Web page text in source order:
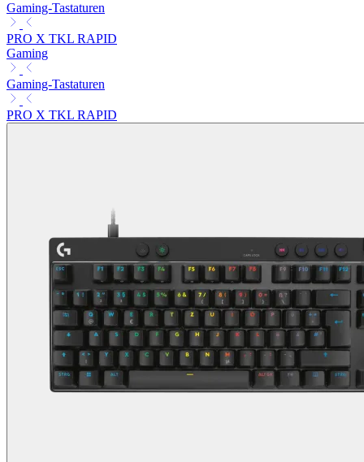
Gaming-Tastaturen
PRO X TKL RAPID
Gaming
Gaming-Tastaturen
PRO X TKL RAPID